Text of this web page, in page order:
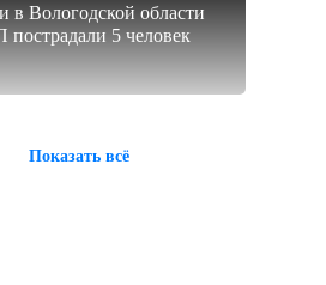
в Вологодской области
5 человек
Показать всё